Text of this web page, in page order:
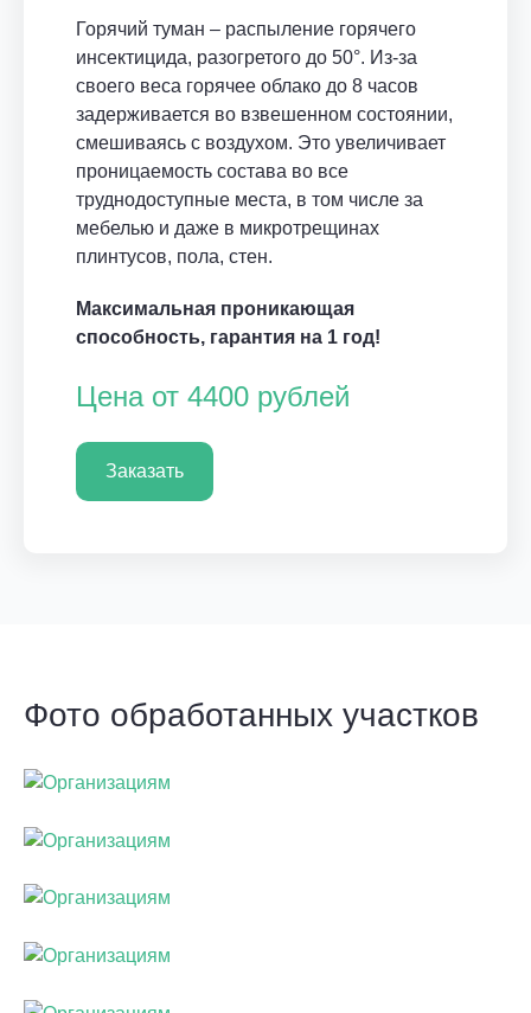
Горячий туман – распыление горячего
инсектицида, разогретого до 50°. Из-за
своего веса горячее облако до 8 часов
задерживается во взвешенном состоянии,
смешиваясь с воздухом. Это увеличивает
проницаемость состава во все
труднодоступные места, в том числе за
мебелью и даже в микротрещинах
плинтусов, пола, стен.
Максимальная проникающая
способность, гарантия на 1 год!
Цена от 4400 рублей
Заказать
Фото обработанных участков